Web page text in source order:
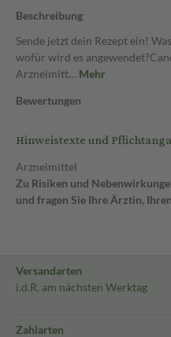
Beschreibung
Sende jetzt dein Rezept ein!
wofür wird es
Arzneimitt… Mehr
Bewertungen
Hinweistexte und
Arzneimittel
Zu Risiken und
und fragen Sie Ihre Ärztin,
Versandarten
i.d.R. am nächsten Werktag
Zahlarten